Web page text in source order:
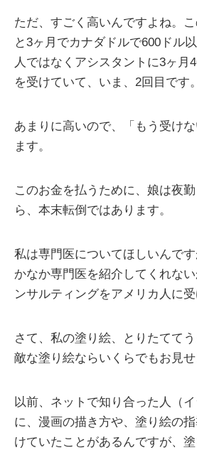
ただ、すごく高いんですよね。
と3ヶ月でカナダドルで600ドル
人ではなくアシスタントに3ヶ月
を受けていて、いま、2回目です。
あまりに高いので、「もう受け
ます。
このお金を払うために、娘は夜
ら、本末転倒ではあります。
私は専門医についてほしいんで
かなか専門医を紹介してくれな
ンサルティングをアメリカ人に受
さて、私の塗り絵、とりたてて
敵な塗り絵ならいくらでもお見せ
以前、ネットで知り合った人（イ
に、漫画の描き方や、塗り絵の
けていたことがあるんですが、